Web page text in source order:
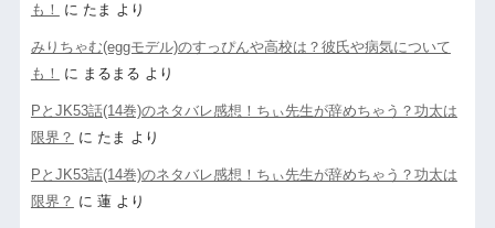
も！
に たま より
みりちゃむ(eggモデル)のすっぴんや高校は？彼氏や病気について
も！
に まるまる より
PとJK53話(14巻)のネタバレ感想！ちぃ先生が辞めちゃう？功太は
限界？ に たま より
PとJK53話(14巻)のネタバレ感想！ちぃ先生が辞めちゃう？功太は
限界？ に 蓮より